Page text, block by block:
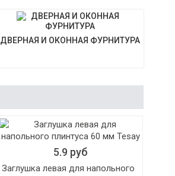
ДВЕРНАЯ И ОКОННАЯ ФУРНИТУРА
5.9 руб
Заглушка левая для напольного